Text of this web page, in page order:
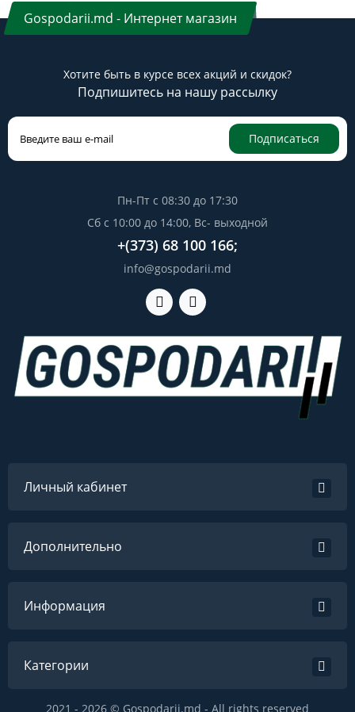
Gospodarii.md - Интернет магазин
Хотите быть в курсе всех акций и скидок?
Подпишитесь на нашу рассылку
Подписаться
Пн-Пт с 08:30 до 17:30
Сб с 10:00 до 14:00, Вс- выходной
+(373) 68 100 166;
info@gospodarii.md
Личный кабинет
Дополнительно
Информация
Категории
2021 - 2026 © Gospodarii.md - All rights reserved